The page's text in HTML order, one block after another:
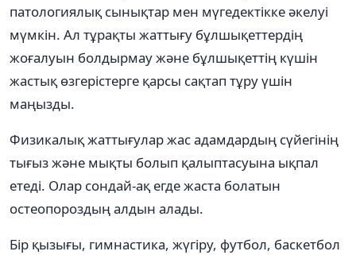
патологиялық сынықтар мен мүгедектікке әкелуі
мүмкін. Ал тұрақты жаттығу бұлшықеттердің
жоғалуын болдырмау және бұлшықеттің күшін
жастық өзгерістерге қарсы сақтап тұру үшін
маңызды.
Физикалық жаттығулар жас адамдардың сүйегінің
тығыз және мықты болып қалыптасуына ықпал
етеді. Олар сондай-ақ егде жаста болатын
остеопороздың алдын алады.
Бір қызығы, гимнастика, жүгіру, футбол, баскетбол